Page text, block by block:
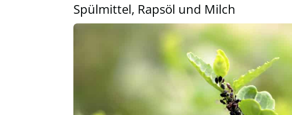
Spülmittel, Rapsöl und Milch